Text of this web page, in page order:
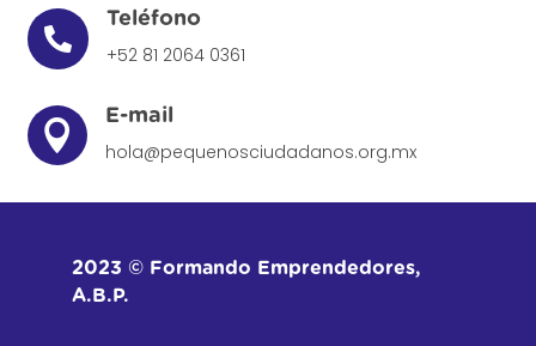

Teléfono
+52 81 2064 0361

E-mail
hola@pequenosciudadanos.org.mx
2023 © Formando Emprendedores,
A.B.P.